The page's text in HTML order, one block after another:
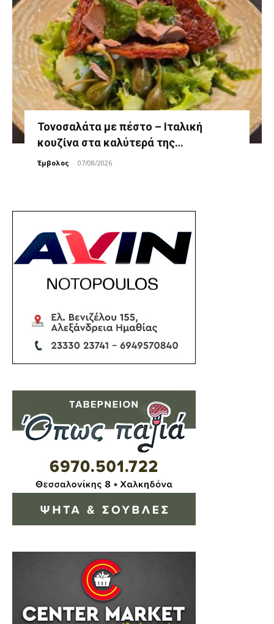
Τονοσαλάτα με πέστο – Ιταλική
κουζίνα στα καλύτερά της…
Έμβολος - 07/08/2026